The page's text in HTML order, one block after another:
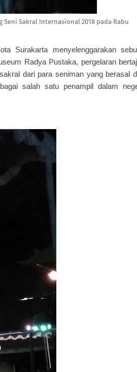
Sakral Internasional 2018 pada Rabu
Surakarta menyelenggarakan
Radya Pustaka, pergelaran
dari para seniman yang berasal
salah satu penampil dalam